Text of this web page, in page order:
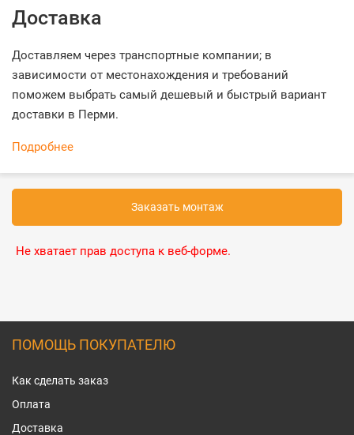
Доставка
Доставляем через транспортные компании; в
зависимости от местонахождения и требований
поможем выбрать самый дешевый и быстрый вариант
доставки в Перми.
Подробнее
Заказать монтаж
Не хватает прав доступа к веб-форме.
ПОМОЩЬ ПОКУПАТЕЛЮ
Как сделать заказ
Оплата
Доставка